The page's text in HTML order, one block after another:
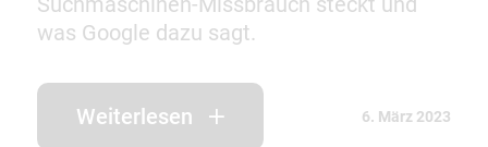
was Google dazu sagt.
Weiterlesen 6. März 2023